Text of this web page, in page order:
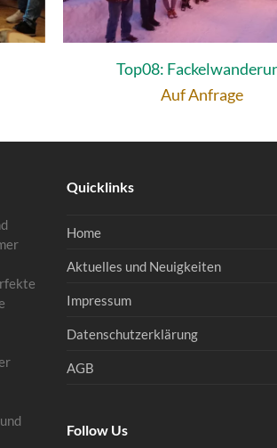
Top08:
Auf Anfrage
Quicklinks
Home
Aktuelles und Neuigkeiten
Impressum
Datenschutzerklärung
AGB
Follow Us